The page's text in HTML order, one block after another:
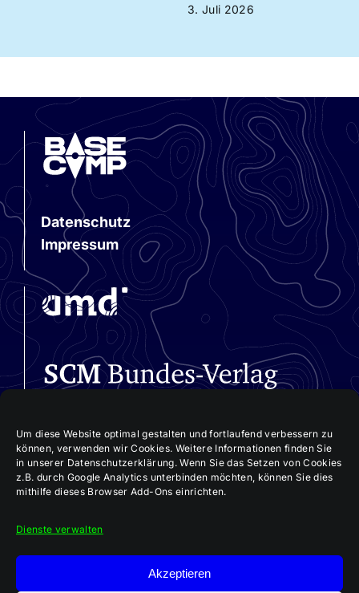
Um diese Website optimal gestalten und fortlaufend verbessern zu
können, verwenden wir Cookies. Weitere Informationen finden Sie
in unserer Datenschutzerklärung. Wenn Sie das Setzen von Cookies
z.B. durch Google Analytics unterbinden möchten, können Sie dies
mithilfe dieses Browser Add-Ons einrichten.
Dienste verwalten
Akzeptieren
3. Juli 2026
Datenschutz
Impressum